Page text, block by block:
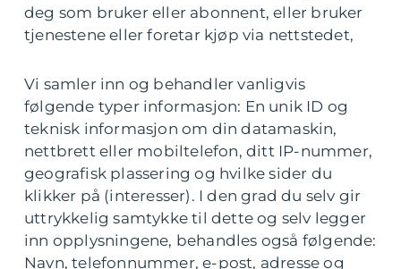
deg som bruker eller abonnent, eller bruker
tjenestene eller foretar kjøp via nettstedet,
Vi samler inn og behandler vanligvis
følgende typer informasjon: En unik ID og
teknisk informasjon om din datamaskin,
nettbrett eller mobiltelefon, ditt IP-nummer,
geografisk plassering og hvilke sider du
klikker på (interesser). I den grad du selv gir
uttrykkelig samtykke til dette og selv legger
inn opplysningene, behandles også følgende:
Navn, telefonnummer, e-post, adresse og